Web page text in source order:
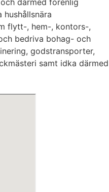
flytt-, hem-, kontors-,
bedriva bohag- och
godstransporter,
samt idka därmed